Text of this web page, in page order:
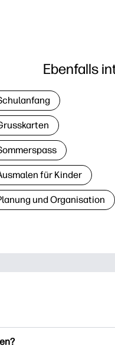
Ebenfalls
für Kinder
und Organisation